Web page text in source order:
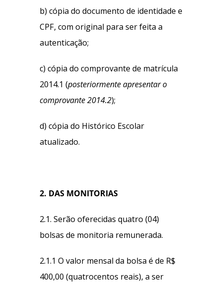
b) cópia do documento de identidade e
CPF, com original para ser feita a
autenticação;
c) cópia do comprovante de matrícula
2014.1 (posteriormente apresentar o
comprovante 2014.2);
d) cópia do Histórico Escolar
atualizado.
2. DAS MONITORIAS
2.1. Serão oferecidas quatro (04)
bolsas de monitoria remunerada.
2.1.1 O valor mensal da bolsa é de R$
400,00 (quatrocentos reais), a ser